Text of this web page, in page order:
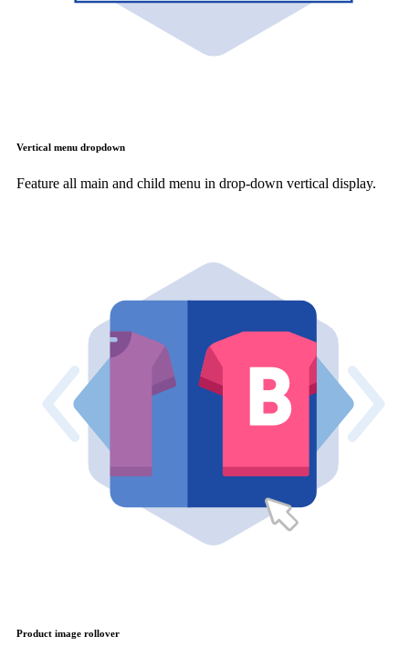
Vertical menu dropdown
Feature all main and child menu in drop-down vertical display.
Product image rollover